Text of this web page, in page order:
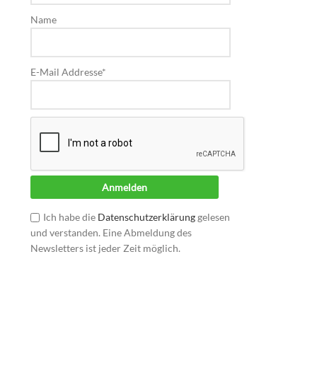
Name
E-Mail Addresse*
Ich habe die Datenschutzerklärunggelesen
und verstanden. Eine Abmeldung des
Newsletters ist jeder Zeit möglich.